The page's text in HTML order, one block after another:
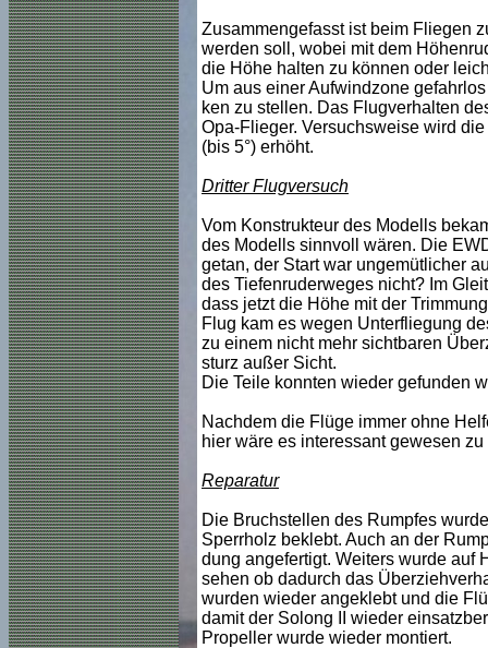
Zusammengefasst ist beim Fliegen
werden soll, wobei mit dem
die Höhe halten zu können oder
Um aus einer Aufwindzone
ken zu stellen. Das Flugverhalten
Opa-Flieger. Versuchsweise wird
(bis 5°) erhöht.
Dritter Flugversuch
Vom Konstrukteur des Modells
des Modells sinnvoll wären. Die
getan, der Start war ungemütlicher
des Tiefenruderweges nicht? Im
dass jetzt die Höhe mit der
Flug kam es wegen Unterfliegung
zu einem nicht mehr sichtbaren
sturz außer Sicht.
Die Teile konnten wieder gefunden
Nachdem die Flüge immer ohne
hier wäre es interessant gewesen
Reparatur
Die Bruchstellen des Rumpfes
Sperrholz beklebt. Auch an der
dung angefertigt. Weiters wurde auf
sehen ob dadurch das
wurden wieder angeklebt und die
damit der Solong II wieder
Propeller wurde wieder montiert.